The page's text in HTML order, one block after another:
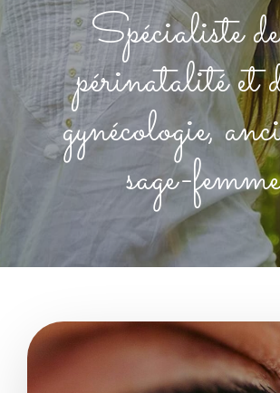
Spécialiste
périnatalité et
gynécologie,
sage-femme